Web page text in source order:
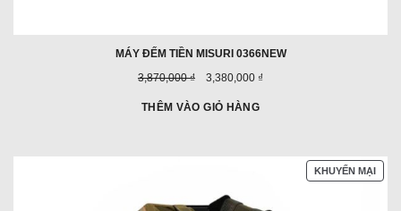
MÁY ĐẾM TIỀN MISURI 0366NEW
Giá
3,870,000 ₫
Giá
3,380,000 ₫
THÊM VÀO GIỎ HÀNG
KHUYẾN MẠISẢN